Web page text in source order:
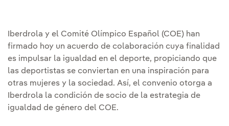
Iberdrola y el Comité Olímpico Español (COE) han
firmado hoy un acuerdo de colaboración cuya finalidad
es impulsar la igualdad en el deporte, propiciando que
las deportistas se conviertan en una inspiración para
otras mujeres y la sociedad. Así, el convenio otorga a
Iberdrola la condición de socio de la estrategia de
igualdad de género del COE.